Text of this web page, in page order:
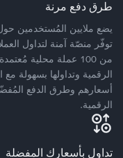
طرق دفع مرنة
من 100 عملة محلية
الرقمية وتداولها بسهولة
أسعارهم وطرق الدفع
الرقمية.
تداول بأسعارك المفضلة